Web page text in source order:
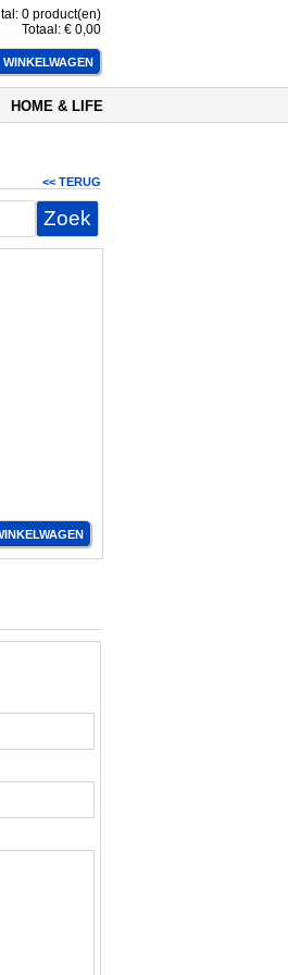
0 product(en)
Totaal: € 0,00
HOME & LIFE
<< TERUG